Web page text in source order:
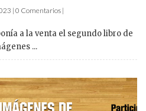
| 0 Comentarios |
a la venta el segundo libro de
...